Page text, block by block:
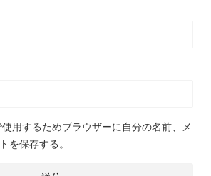
用するためブラウザーに自分の名前、メ
を保存する。